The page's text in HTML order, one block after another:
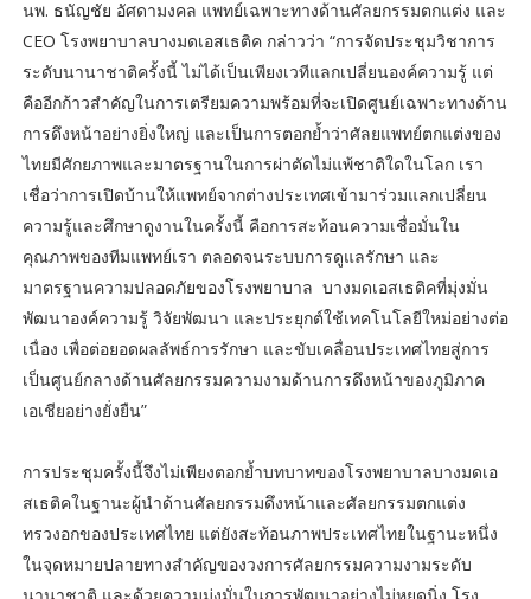
นพ. ธนัญชัย อัศดามงคล แพทย์เฉพาะทางด้านศัลยกรรมตกแต่ง และ
CEO โรงพยาบาลบางมดเอสเธติค กล่าวว่า “การจัดประชุมวิชาการ
ระดับนานาชาติครั้งนี้ ไม่ได้เป็นเพียงเวทีแลกเปลี่ยนองค์ความรู้ แต่
คืออีกก้าวสำคัญในการเตรียมความพร้อมที่จะเปิดศูนย์เฉพาะทางด้าน
การดึงหน้าอย่างยิ่งใหญ่ และเป็นการตอกย้ำว่าศัลยแพทย์ตกแต่งของ
ไทยมีศักยภาพและมาตรฐานในการผ่าตัดไม่แพ้ชาติใดในโลก เรา
เชื่อว่าการเปิดบ้านให้แพทย์จากต่างประเทศเข้ามาร่วมแลกเปลี่ยน
ความรู้และศึกษาดูงานในครั้งนี้ คือการสะท้อนความเชื่อมั่นใน
คุณภาพของทีมแพทย์เรา ตลอดจนระบบการดูแลรักษา และ
มาตรฐานความปลอดภัยของโรงพยาบาล บางมดเอสเธติคที่มุ่งมั่น
พัฒนาองค์ความรู้ วิจัยพัฒนา และประยุกต์ใช้เทคโนโลยีใหม่อย่างต่อ
เนื่อง เพื่อต่อยอดผลลัพธ์การรักษา และขับเคลื่อนประเทศไทยสู่การ
เป็นศูนย์กลางด้านศัลยกรรมความงามด้านการดึงหน้าของภูมิภาค
เอเชียอย่างยั่งยืน”
การประชุมครั้งนี้จึงไม่เพียงตอกย้ำบทบาทของโรงพยาบาลบางมดเอ
สเธติคในฐานะผู้นำด้านศัลยกรรมดึงหน้าและศัลยกรรมตกแต่ง
ทรวงอกของประเทศไทย แต่ยังสะท้อนภาพประเทศไทยในฐานะหนึ่ง
ในจุดหมายปลายทางสำคัญของวงการศัลยกรรมความงามระดับ